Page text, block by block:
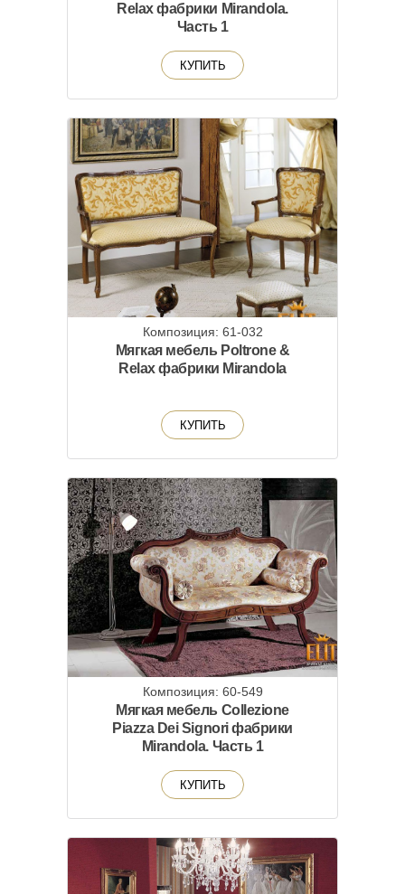
Relax фабрики Mirandola.
Часть 1
КУПИТЬ
Композиция: 61-032
Мягкая мебель Poltrone &
Relax фабрики Mirandola
КУПИТЬ
Композиция: 60-549
Мягкая мебель Collezione
Piazza Dei Signori фабрики
Mirandola. Часть 1
КУПИТЬ